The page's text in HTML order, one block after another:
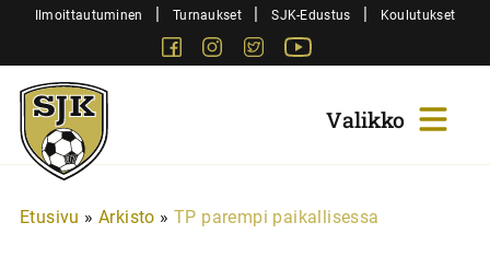
SiirryIlmoittautuminen | Turnaukset | SJK-Edustus | Koulutukset
FacebookInstagram
Twitter
Sjk-
Juniorit
Etusivu » Arkisto » TP parempi paikallisessa